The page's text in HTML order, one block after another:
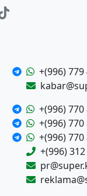
+(996) 779
+(996) 770
+(996) 770
+(996) 770
+(996)